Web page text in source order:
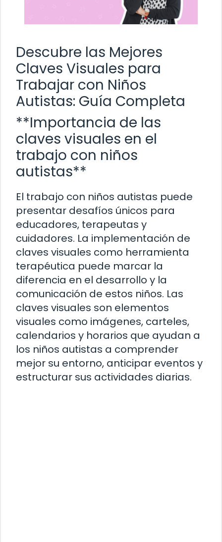
Descubre las Mejores
Claves Visuales para
Trabajar con Niños
Autistas: Guía Completa
**Importancia de las
claves visuales en el
trabajo con niños
autistas**
El trabajo con niños autistas puede
presentar desafíos únicos para
educadores, terapeutas y
cuidadores. La implementación de
claves visuales como herramienta
terapéutica puede marcar la
diferencia en el desarrollo y la
comunicación de estos niños. Las
claves visuales son elementos
visuales como imágenes, carteles,
calendarios y horarios que ayudan a
los niños autistas a comprender
mejor su entorno, anticipar eventos y
estructurar sus actividades diarias.